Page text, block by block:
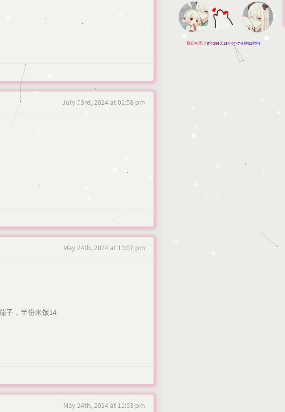
July 23rd, 2024 at 01:58 pm
May 24th, 2024 at 11:07 pm
子，半份米饭14
May 24th, 2024 at 11:03 pm
我们相恋了5年296天15小时47分钟33秒啦